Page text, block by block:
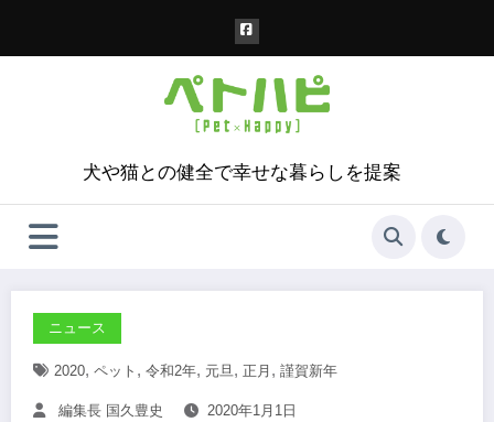
犬や猫との健全で幸せな暮らしを提案
ニュース
2020, ペット , 令和2年, 元旦, 正月 , 謹賀新年
編集長 国久豊史 2020年1月1日